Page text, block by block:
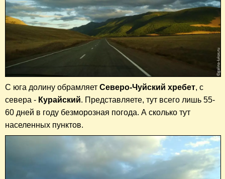
С юга долину обрамляет Северо-Чуйский хребет, с
севера - Курайский. Представляете, тут всего лишь 55-
60 дней в году безморозная погода. А сколько тут
населенных пунктов.